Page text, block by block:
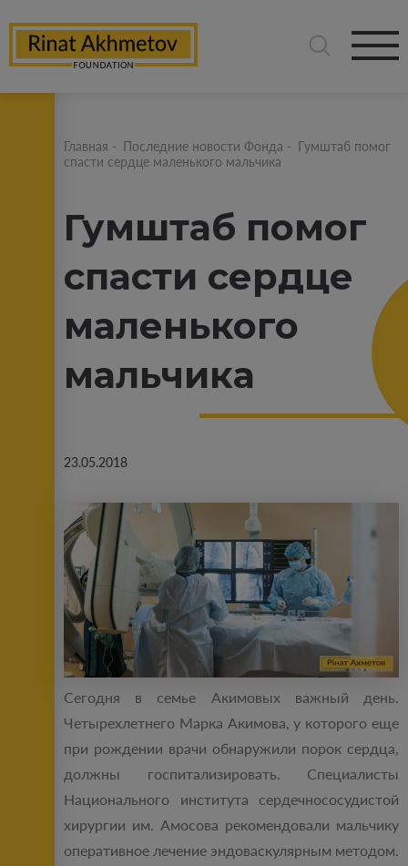
Главная - Последние новости Фонда - Гумштаб помог
спасти сердце маленького мальчика
Гумштаб помог
спасти сердце
маленького
мальчика
23.05.2018
Сегодня в семье Акимовых важный день.
Четырехлетнего Марка Акимова, у которого еще
при рождении врачи обнаружили порок сердца,
должны госпитализировать. Специалисты
Национального института сердечнососудистой
хирургии им. Амосова рекомендовали мальчику
оперативное лечение эндоваскулярным методом.